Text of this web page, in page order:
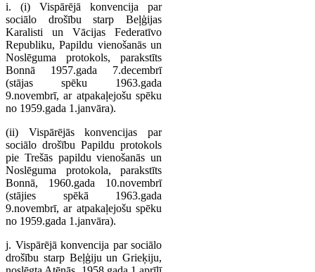
i. (i) Vispārējā konvencija par
sociālo drošību starp Beļģijas
Karalisti un Vācijas Federatīvo
Republiku, Papildu vienošanās un
Noslēguma protokols, parakstīts
Bonnā 1957.gada 7.decembrī
(stājas spēku 1963.gada
9.novembrī, ar atpakaļejošu spēku
no 1959.gada 1.janvāra).
(ii) Vispārējās konvencijas par
sociālo drošību Papildu protokols
pie Trešās papildu vienošanās un
Noslēguma protokola, parakstīts
Bonnā, 1960.gada 10.novembrī
(stājies spēkā 1963.gada
9.novembrī, ar atpakaļejošu spēku
no 1959.gada 1.janvāra).
j. Vispārējā konvencija par sociālo
drošību starp Beļģiju un Grieķiju,